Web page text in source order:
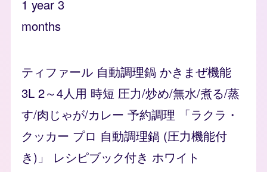
1 year 3
months
ティファール 自動調理鍋 かきまぜ機能
3L 2～4人用 時短 圧力/炒め/無水/煮る/蒸
す/肉じゃが/カレー 予約調理 「ラクラ・
クッカー プロ 自動調理鍋 (圧力機能付
き)」 レシピブック付き ホワイト